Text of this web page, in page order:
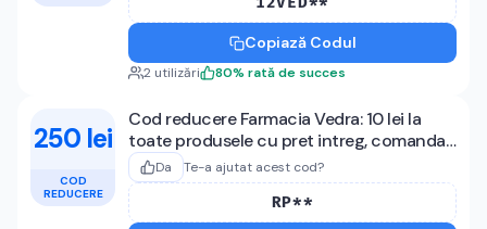
Copiază Codul
2 utilizări 80% rată de succes
250 lei
COD
REDUCERE
Cod reducere Farmacia Vedra: 10 lei la
toate produsele cu pret intreg, comanda
min 250 lei
Da Te-a ajutat acest cod?
RP**